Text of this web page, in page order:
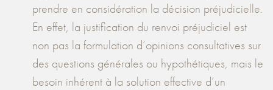
prendre en considération la décision préjudicielle.
En effet, la justification du renvoi préjudiciel est
non pas la formulation d’opinions consultatives sur
des questions générales ou hypothétiques, mais le
besoin inhérent à la solution effective d’un